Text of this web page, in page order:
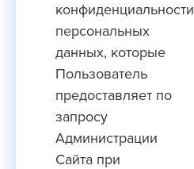
конфиденциальности
персональных
данных, которые
Пользователь
предоставляет по
запросу
Администрации
Сайта при